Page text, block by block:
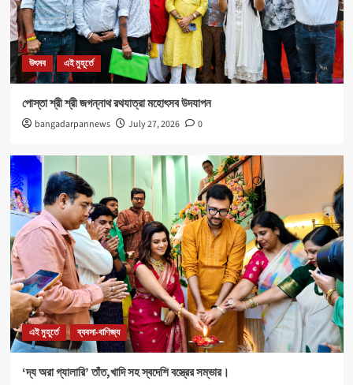
উৎসব এই মুহূর্তে
নবযুবক সংঘ এবং শীতলা স্পোর্টিং ক্লাবের যৌথ উদ্যোগে রক্তদান
শিবির আয়োজিত।
1
উৎসব এই মুহূর্তে
2
এই মুহূর্তে ব্যবসা-বাণিজ্য
‘দ্য অরা গ্যালারি’ তাঁত,খাদি সহ স্বদেশি বস্ত্রের সম্ভার।
3
Health এই মুহূর্তে
৪০০ পড়ুয়ার হাতে ‘রিলোড ভাইটাল ইলেক্ট্রোলাইটস’ (অরেঞ্জ জুস)
Sports এই মুহূর্তে
উৎসব এই মুহূর্তে
পোস্তা শ্রী শ্রী জগন্নাথ রথযাত্রা মহোৎসব উদযাপন
bangadarpannews July 27, 2026 0
এই মুহূর্তে ব্যবসা-বাণিজ্য
‘দ্য অরা গ্যালারি’ তাঁত,খাদি সহ স্বদেশি বস্ত্রের সম্ভার।